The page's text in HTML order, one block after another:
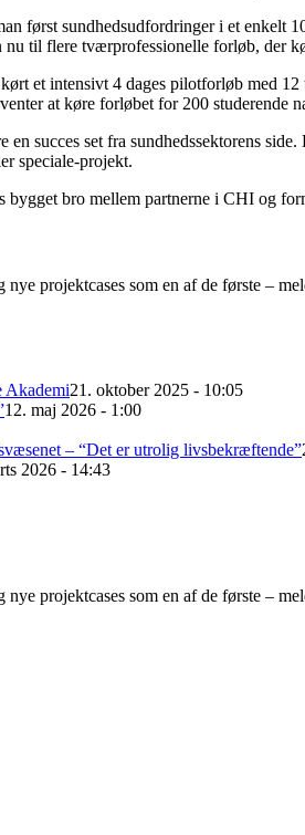
først sundhedsudfordringer i et
til flere tværprofessionelle forløb, der
et intensivt 4 dages pilotforløb med
at køre forløbet for 200 studerende
en succes set fra sundhedssektorens
speciale-projekt.
bygget bro mellem partnerne i CHI og
nye projektcases som en af de første –
Akademi21. oktober 2025 - 10:05
12. maj 2026 - 1:00
– “Det er utrolig livsbekræftende”
2026 - 14:43
nye projektcases som en af de første –